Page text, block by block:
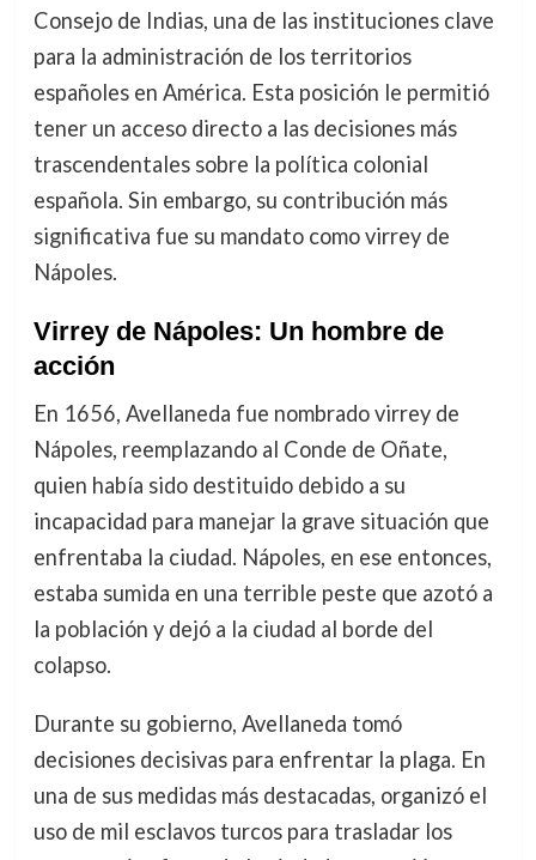
Consejo de Indias, una de las instituciones clave
para la administración de los territorios
españoles en América. Esta posición le permitió
tener un acceso directo a las decisiones más
trascendentales sobre la política colonial
española. Sin embargo, su contribución más
significativa fue su mandato como virrey de
Nápoles.
Virrey de Nápoles: Un hombre de
acción
En 1656, Avellaneda fue nombrado virrey de
Nápoles, reemplazando al Conde de Oñate,
quien había sido destituido debido a su
incapacidad para manejar la grave situación que
enfrentaba la ciudad. Nápoles, en ese entonces,
estaba sumida en una terrible peste que azotó a
la población y dejó a la ciudad al borde del
colapso.
Durante su gobierno, Avellaneda tomó
decisiones decisivas para enfrentar la plaga. En
una de sus medidas más destacadas, organizó el
uso de mil esclavos turcos para trasladar los